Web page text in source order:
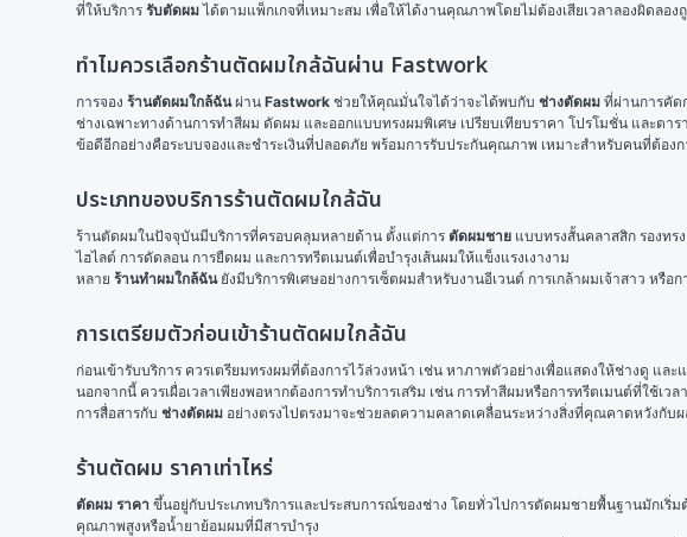
ที่ให้บริการ รับตัดผม ได้ตามแพ็กเกจที่เหมาะสม เพื่อให้ได้งานคุณภาพโดยไม่ต้องเสียเวลาลองผิดลองถู
ทำไมควรเลือกร้านตัดผมใกล้ฉันผ่าน Fastwork
การจอง ร้านตัดผมใกล้ฉัน ผ่าน Fastwork ช่วยให้คุณมั่นใจได้ว่าจะได้พบกับ ช่างตัดผม ที่ผ่านการคัด
ช่างเฉพาะทางด้านการทำสีผม ดัดผม และออกแบบทรงผมพิเศษ เปรียบเทียบราคา โปรโมชั่น และตาร
ข้อดีอีกอย่างคือระบบจองและชำระเงินที่ปลอดภัย พร้อมการรับประกันคุณภาพ เหมาะสำหรับคนที่ต้องก
ประเภทของบริการร้านตัดผมใกล้ฉัน
ร้านตัดผมในปัจจุบันมีบริการที่ครอบคลุมหลายด้าน ตั้งแต่การ ตัดผมชาย แบบทรงสั้นคลาสสิก รองทร
ไฮไลต์ การดัดลอน การยืดผม และการทรีตเมนต์เพื่อบำรุงเส้นผมให้แข็งแรงเงางาม
หลาย ร้านทำผมใกล้ฉัน ยังมีบริการพิเศษอย่างการเซ็ตผมสำหรับงานอีเวนต์ การเกล้าผมเจ้าสาว ห
การเตรียมตัวก่อนเข้าร้านตัดผมใกล้ฉัน
ก่อนเข้ารับบริการ ควรเตรียมทรงผมที่ต้องการไว้ล่วงหน้า เช่น หาภาพตัวอย่างเพื่อแสดงให้ช่างดู
นอกจากนี้ ควรเผื่อเวลาเพียงพอหากต้องการทำบริการเสริม เช่น การทำสีผมหรือการทรีตเมนต์ที่ใช้เว
การสื่อสารกับ ช่างตัดผม อย่างตรงไปตรงมาจะช่วยลดความคลาดเคลื่อนระหว่างสิ่งที่คุณคาดหวังกับ
ร้านตัดผม ราคาเท่าไหร่
ตัดผม ราคา ขึ้นอยู่กับประเภทบริการและประสบการณ์ของช่าง โดยทั่วไปการตัดผมชายพื้นฐานมักเริ่ม
คุณภาพสูงหรือน้ำยาย้อมผมที่มีสารบำรุง